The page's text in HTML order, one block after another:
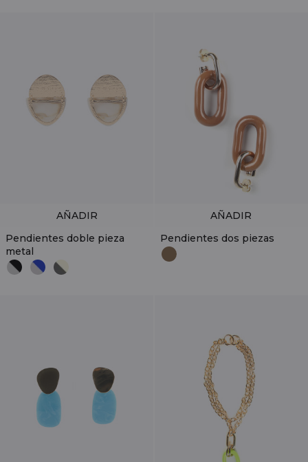
Pendientes doble pieza
metal
AÑADIR
Pendientes dos piezas
AÑADIR